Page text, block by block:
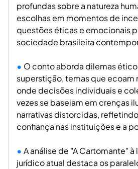
profundas sobre a natureza
escolhas em momentos de
questões éticas e emocionais
sociedade brasileira
O conto aborda dilemas
superstição, temas que ecoam
onde decisões individuais e
vezes se baseiam em crenças
narrativas distorcidas,
confiança nas instituições e a
A análise de "A Cartomante"
jurídico atual destaca os